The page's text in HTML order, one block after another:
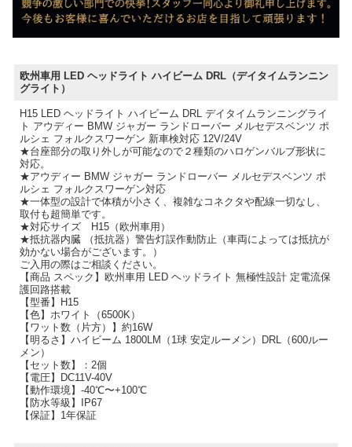
欧州車用 LED ヘッドライト ハイビーム DRL（デイタイムランニン
グライト）
H15 LED ヘッドライト ハイビーム DRL デイタイムランニングライ
ト アウディー BMW ジャガー ランドローバー メルセデスベンツ ポ
ルシェ フォルクスワーゲン 新車検対応 12V/24V
★台座部分の取り外しが可能なので２種類のハロゲンバルブ形状に
対応。
★アウディー BMW ジャガー ランドローバー メルセデスベンツ ポ
ルシェ フォルクスワーゲン対応
★一体型の設計で体積が小さく、複雑なコネクタや配線一切なし、
取付も超簡単です。
★対応サイズ H15（欧州車用）
★抵抗器内臓 （抵抗器）警告灯誤作動防止（車両によっては抵抗が
効かない場合がございます。）
ご入用の際はご相談ください。
【商品 スペック】欧州車用 LED ヘッドライト 無極性設計 定電流保
護回路搭載
【型番】H15
【色】ホワイト（6500K）
【ワット数（片方）】約16W
【明るさ】ハイビーム 1800LM（1球 安定ルーメン）DRL（600ルー
メン）
【セット数】：2個
【電圧】DC11V-40V
【動作環境】-40℃〜+100℃
【防水等級】IP67
【保証】1年保証